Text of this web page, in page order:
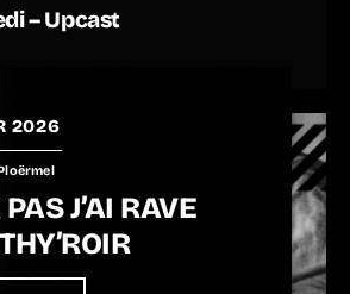
4ème Vendredi – Upcast
2026
PAS J’AI RAVE